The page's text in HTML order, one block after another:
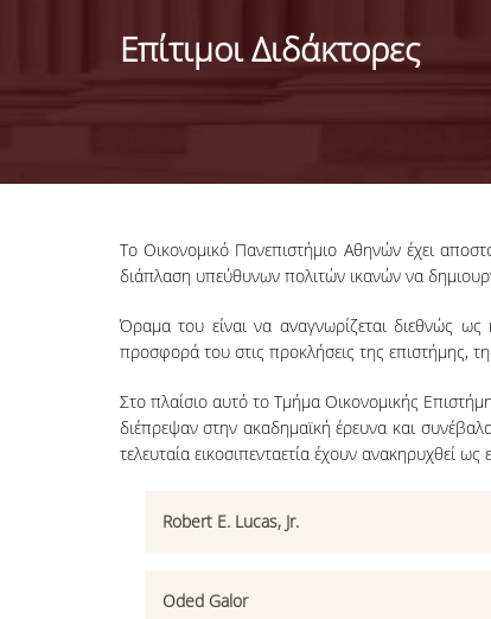
Επίτιμοι Διδάκτορες
To Οικονομικό Πανεπιστήμιο Αθηνών έχει
διάπλαση υπεύθυνων πολιτών ικανών να
Όραμα του είναι να αναγνωρίζεται διεθνώς
προσφορά του στις προκλήσεις της επιστήμης,
Στο πλαίσιο αυτό το Τμήμα Οικονομικής
διέπρεψαν στην ακαδημαϊκή έρευνα και
τελευταία εικοσιπενταετία έχουν ανακηρυχθεί
Robert E. Lucas, Jr.
Oded Galor